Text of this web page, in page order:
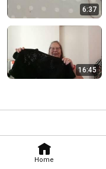
Home
6:37
16:45